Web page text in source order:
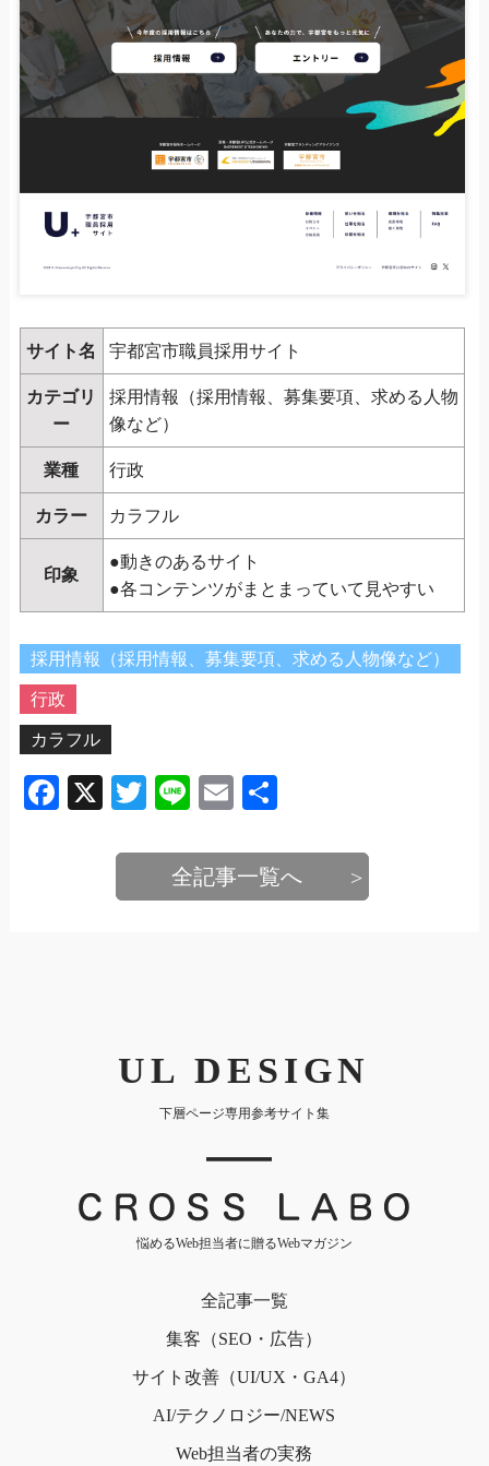
サイト名 宇都宮市職員採用サイト
カテゴリ
ー
採用情報（採用情報、募集要項、求める人物
像など）
業種 行政
カラー カラフル
印象
●動きのあるサイト
●各コンテンツがまとまっていて見やすい
採用情報（採用情報、募集要項、求める人物像など）
行政
カラフル
Facebook
X TwitterLineEmail
全記事一覧へ
UL DESIGN
下層ページ専用参考サイト集
｜
悩めるWeb担当者に贈るWebマガジン
全記事一覧
集客（SEO・広告）
サイト改善（UI/UX・GA4）
AI/テクノロジー/NEWS
Web担当者の実務